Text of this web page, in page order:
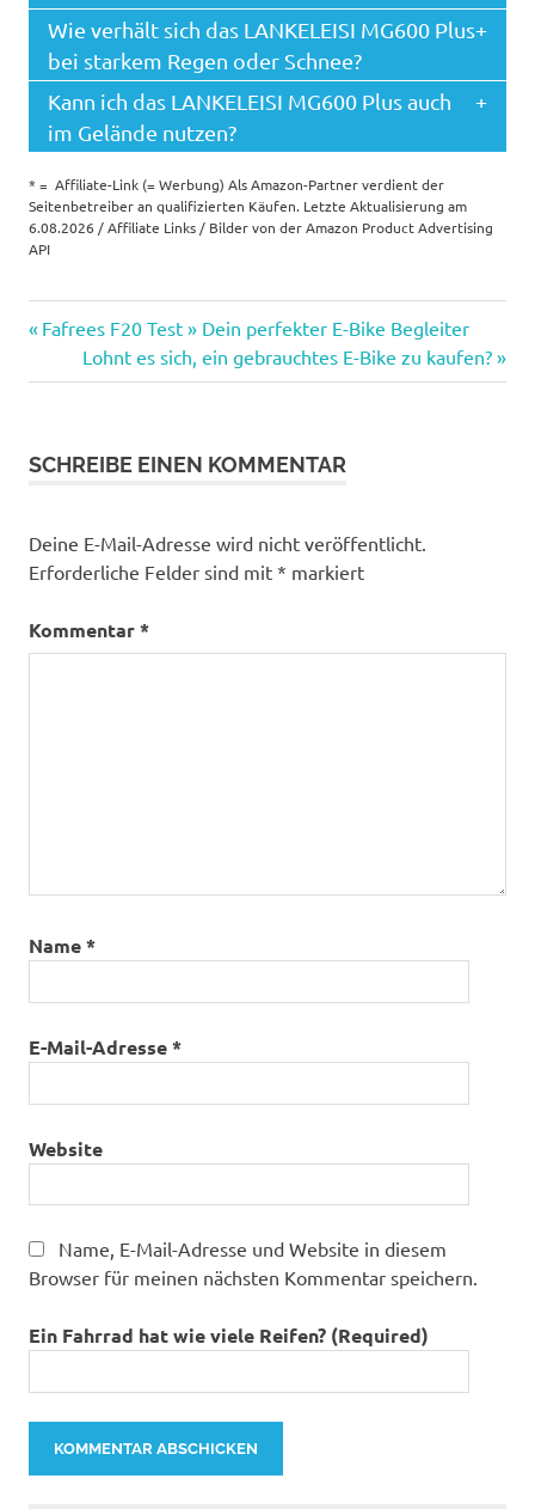
Wie verhält sich das LANKELEISI MG600 Plus
bei starkem Regen oder Schnee?
Kann ich das LANKELEISI MG600 Plus auch
im Gelände nutzen?
* = Affiliate-Link (= Werbung) Als Amazon-Partner verdient der
Seitenbetreiber an qualifizierten Käufen. Letzte Aktualisierung am
6.08.2026 / Affiliate Links / Bilder von der Amazon Product Advertising
API
Beitragsnavigation
Vorheriger
Beitrag:
Fafrees F20 Test » Dein perfekter E-Bike Begleiter
Nächster
Beitrag:
Lohnt es sich, ein gebrauchtes E-Bike zu kaufen?
SCHREIBE EINEN KOMMENTAR
Deine E-Mail-Adresse wird nicht veröffentlicht.
Erforderliche Felder sind mit * markiert
Kommentar*
Name*
E-Mail-Adresse*
Website
Name, E-Mail-Adresse und Website in diesem
Browser für meinen nächsten Kommentar speichern.
Ein Fahrrad hat wie viele Reifen? (Required)